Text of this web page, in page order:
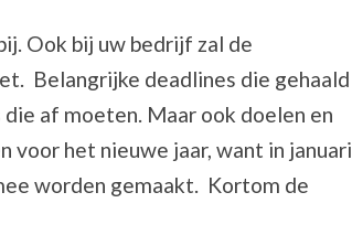
Ook bij uw bedrijf zal de
Belangrijke deadlines die gehaald
af moeten. Maar ook doelen en
het nieuwe jaar, want in januari
worden gemaakt. Kortom de